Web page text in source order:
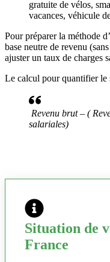
gratuite de vélos,
vacances, véhicule
Pour préparer la méthode
base neutre de revenu
ajuster un taux de charges
Le calcul pour quantifier le
Revenu brut – (
salariales)
Situation de
France